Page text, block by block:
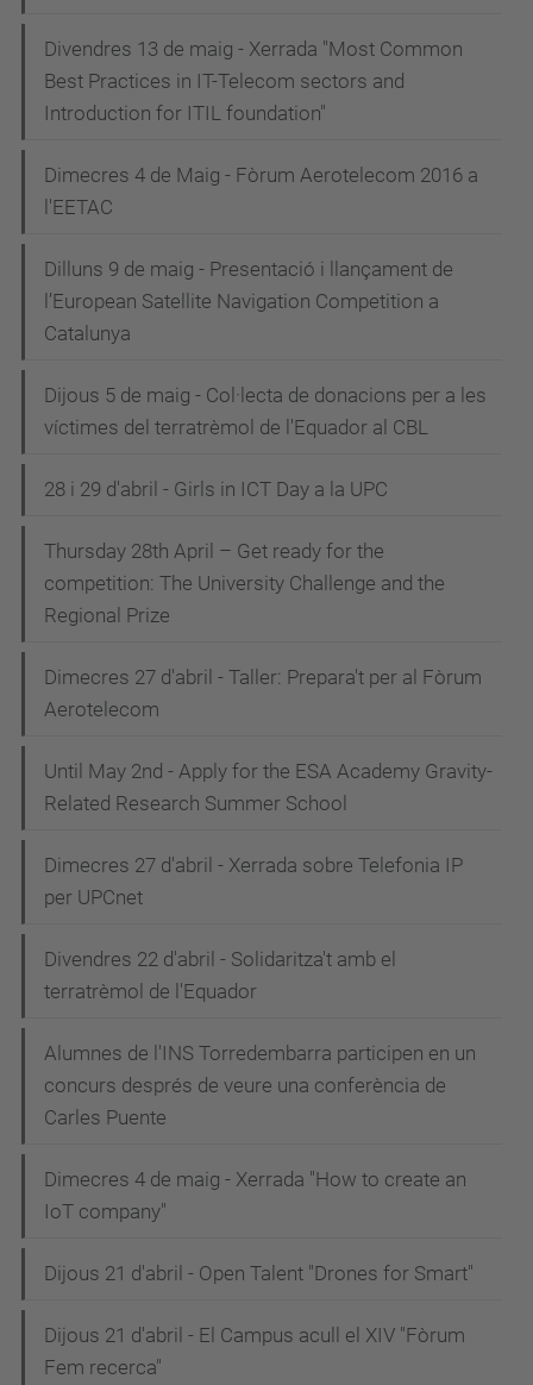
Divendres 13 de maig - Xerrada "Most Common
Best Practices in IT-Telecom sectors and
Introduction for ITIL foundation"
Dimecres 4 de Maig - Fòrum Aerotelecom 2016 a
l'EETAC
Dilluns 9 de maig - Presentació i llançament de
l’European Satellite Navigation Competition a
Catalunya
Dijous 5 de maig - Col·lecta de donacions per a les
víctimes del terratrèmol de l'Equador al CBL
28 i 29 d'abril - Girls in ICT Day a la UPC
Thursday 28th April – Get ready for the
competition: The University Challenge and the
Regional Prize
Dimecres 27 d'abril - Taller: Prepara't per al Fòrum
Aerotelecom
Until May 2nd - Apply for the ESA Academy Gravity-
Related Research Summer School
Dimecres 27 d'abril - Xerrada sobre Telefonia IP
per UPCnet
Divendres 22 d'abril - Solidaritza't amb el
terratrèmol de l'Equador
Alumnes de l'INS Torredembarra participen en un
concurs després de veure una conferència de
Carles Puente
Dimecres 4 de maig - Xerrada "How to create an
IoT company"
Dijous 21 d'abril - Open Talent "Drones for Smart"
Dijous 21 d'abril - El Campus acull el XIV "Fòrum
Fem recerca"